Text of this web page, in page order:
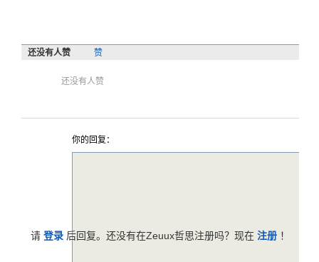
还没有人赞 赞
还没有人赞
你的回复：
请 登录 后回复。还没有在Zeuux哲思注册吗？现在 注册 ！